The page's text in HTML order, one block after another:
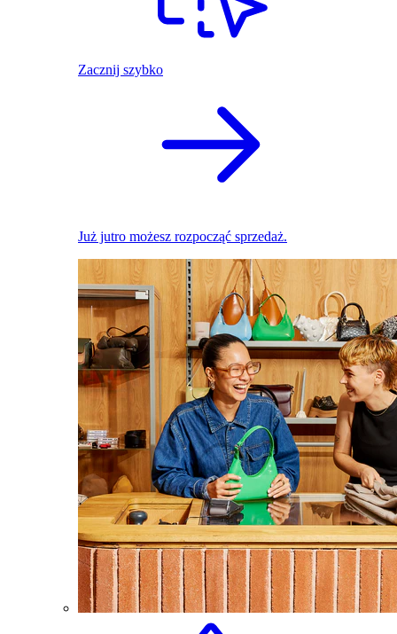
Zacznij szybko
Już jutro możesz rozpocząć sprzedaż.